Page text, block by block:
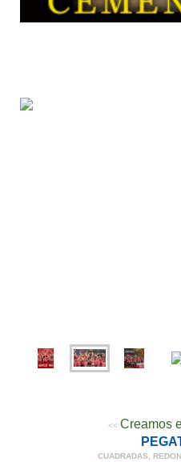
<< Creamos
CUADRADAS,